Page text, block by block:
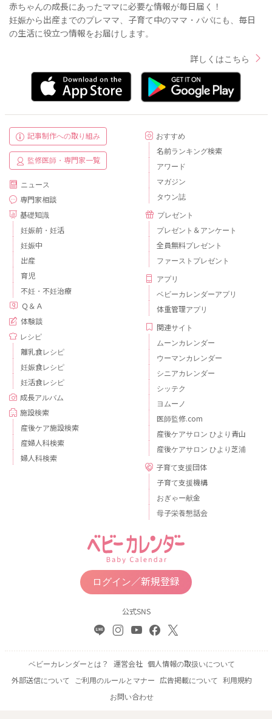
赤ちゃんの成長にあったママに必要な情報が毎日届く！
妊娠から出産までのプレママ、子育て中のママ・パパにも、毎日
の生活に役立つ情報をお届けします。
詳しくはこちら
記事制作への取り組み
監修医師・専門家一覧
ニュース
専門家相談
基礎知識
妊娠前・妊活
妊娠中
出産
育児
不妊・不妊治療
Ｑ＆Ａ
体験談
レシピ
離乳食レシピ
妊娠食レシピ
妊活食レシピ
成長アルバム
施設検索
産後ケア施設検索
産婦人科検索
婦人科検索
おすすめ
名前ランキング検索
アワード
マガジン
タウン誌
プレゼント
プレゼント＆アンケート
全員無料プレゼント
ファーストプレゼント
アプリ
ベビーカレンダーアプリ
体重管理アプリ
関連サイト
ムーンカレンダー
ウーマンカレンダー
シニアカレンダー
シッテク
ヨムーノ
医師監修.com
産後ケアサロン ひより青山
産後ケアサロン ひより芝浦
子育て支援団体
子育て支援機構
おぎゃー献金
母子栄養懇話会
ログイン／新規登録
公式SNS
ベビーカレンダーとは？ 運営会社
個人情報の取扱いについて
外部送信について
ご利用のルールとマナー 広告掲載について
利用規約
お問い合わせ